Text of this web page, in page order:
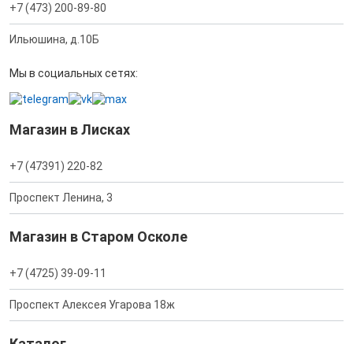
+7 (473) 200-89-80
Ильюшина, д.10Б
Мы в социальных сетях:
Магазин в Лисках
+7 (47391) 220-82
Проспект Ленина, 3
Магазин в Старом Осколе
+7 (4725) 39-09-11
Проспект Алексея Угарова 18ж